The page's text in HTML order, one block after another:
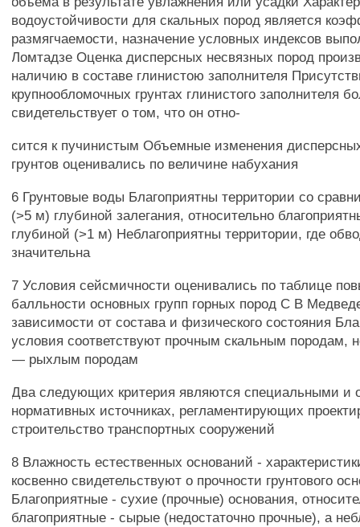
водоустойчивости для скальных пород является
размягчаемости, назначение условных индексов
Ломтадзе Оценка дисперсных несвязных пород
наличию в составе глинистою заполнителя
крупнообломочных грунтах глинистого заполнителя
свидетельствует о том, что он отно-
сится к пучинистым Объемные изменения
грунтов оценивались по величине набухания
6 Грунтовые воды Благоприятны территории со
(>5 м) глубиной залегания, относительно
глубиной (>1 м) Неблагоприятны территории, где
значительна
7 Условия сейсмичности оценивались по таблице
балльности основных групп горных пород С В
зависимости от состава и физического состояния
условия соответствуют прочным скальным породам,
— рыхлым породам
Два следующих критерия являются специальными и
нормативных источниках, регламентирующих
строительство транспортных сооружений
8 Влажность естественных оснований -
косвенно свидетельствуют о прочности грунтового
Благоприятные - сухие (прочные) основания,
благоприятные - сырые (недостаточно прочные), а